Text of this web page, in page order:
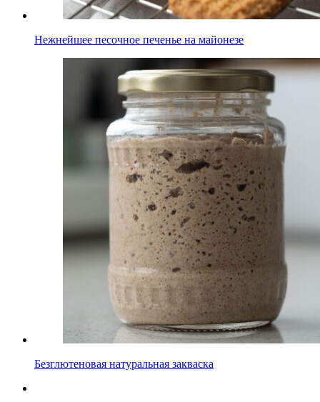
Нежнейшее песочное печенье на майонезе
Безглютеновая натуральная закваска